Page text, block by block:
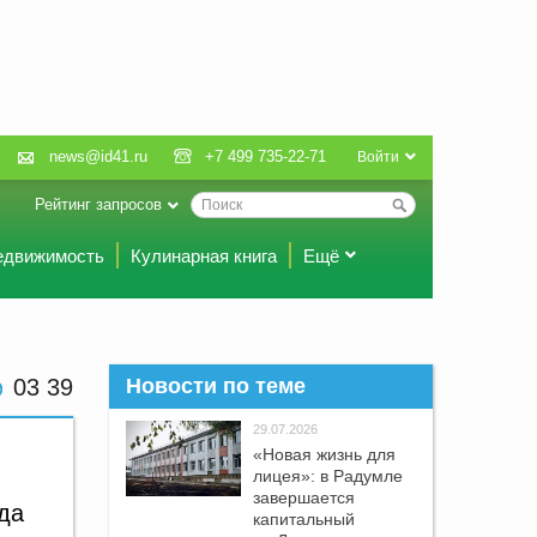
Войти
news@id41.ru +7 499 735-22-71
Рейтинг запросов
Кулинарная книга Ещё
03 39 Новости по теме
29.07.2026
«Новая жизнь для
лицея»: в Радумле
завершается
капитальный